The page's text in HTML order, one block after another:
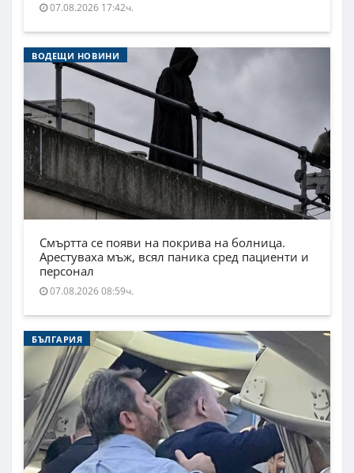
07.08.2026 17:42ч.
ВОДЕЩИ НОВИНИ
Смъртта се появи на покрива на болница.
Арестуваха мъж, всял паника сред пациенти и
персонал
07.08.2026 08:59ч.
БЪЛГАРИЯ